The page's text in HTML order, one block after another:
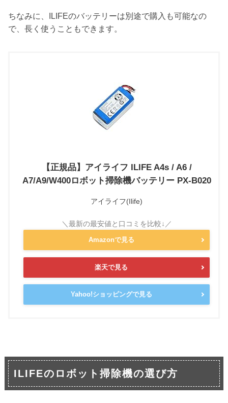
ちなみに、ILIFEのバッテリーは別途で購入も可能なの
で、長く使うこともできます。
【正規品】アイライフ ILIFE A4s / A6 /
A7/A9/W400ロボット掃除機バッテリー PX-B020
アイライフ(Ilife)
Amazonで見る
楽天で見る
Yahoo!ショッピングで見る
ILIFEのロボット掃除機の選び方